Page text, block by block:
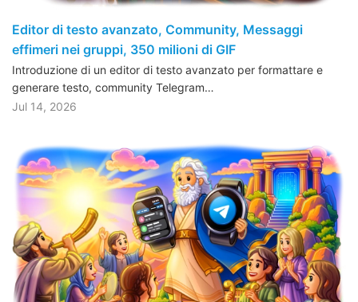
Editor di testo avanzato, Community, Messaggi
effimeri nei gruppi, 350 milioni di GIF
Introduzione di un editor di testo avanzato per formattare e
generare testo, community Telegram…
Jul 14, 2026